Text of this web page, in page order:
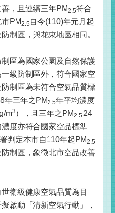
，且連續三年PM2.5符合
PM2.5 自今(110)年元月起
制區，與花東地區相同。
區為國家公園及自然保護
一級防制區外，符合國家空
制區為未符合空氣品質標
年三年之PM2.5年平均濃度
m3 ），且三年之PM2.5 24
度亦符合國家空品標準
判定本市自110年起PM2.5
制區，象徵北市空品改善
衛級健康空氣品質為目
啟動「清新空氣行動」，